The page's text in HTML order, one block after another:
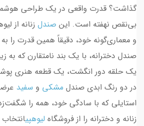
گذاشت؟ قدرت واقعی در یک طراحی
بی‌نقص نهفته است. این صندل زنانه از
و معماری‌گونه خود، دقیقاً همین قدرت را
صندل دخترانه، با یک بند نامتقارن که به
یک حلقه دور انگشت، یک قطعه هنری
در دو رنگ ابدی صندل مشکی و سفید
استایلی که با سادگی خود، همه را
زنانه و دخترانه را از فروشگاه لیوهپیانتخاب